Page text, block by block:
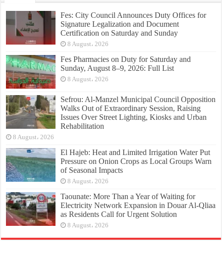
Fes: City Council Announces Duty Offices for
Signature Legalization and Document
Certification on Saturday and Sunday
8 August، 2026
Fes Pharmacies on Duty for Saturday and
Sunday, August 8–9, 2026: Full List
8 August، 2026
Sefrou: Al-Manzel Municipal Council Opposition
Walks Out of Extraordinary Session, Raising
Issues Over Street Lighting, Kiosks and Urban
Rehabilitation
8 August، 2026
El Hajeb: Heat and Limited Irrigation Water Put
Pressure on Onion Crops as Local Groups Warn
of Seasonal Impacts
8 August، 2026
Taounate: More Than a Year of Waiting for
Electricity Network Expansion in Douar Al-Qliaa
as Residents Call for Urgent Solution
8 August، 2026